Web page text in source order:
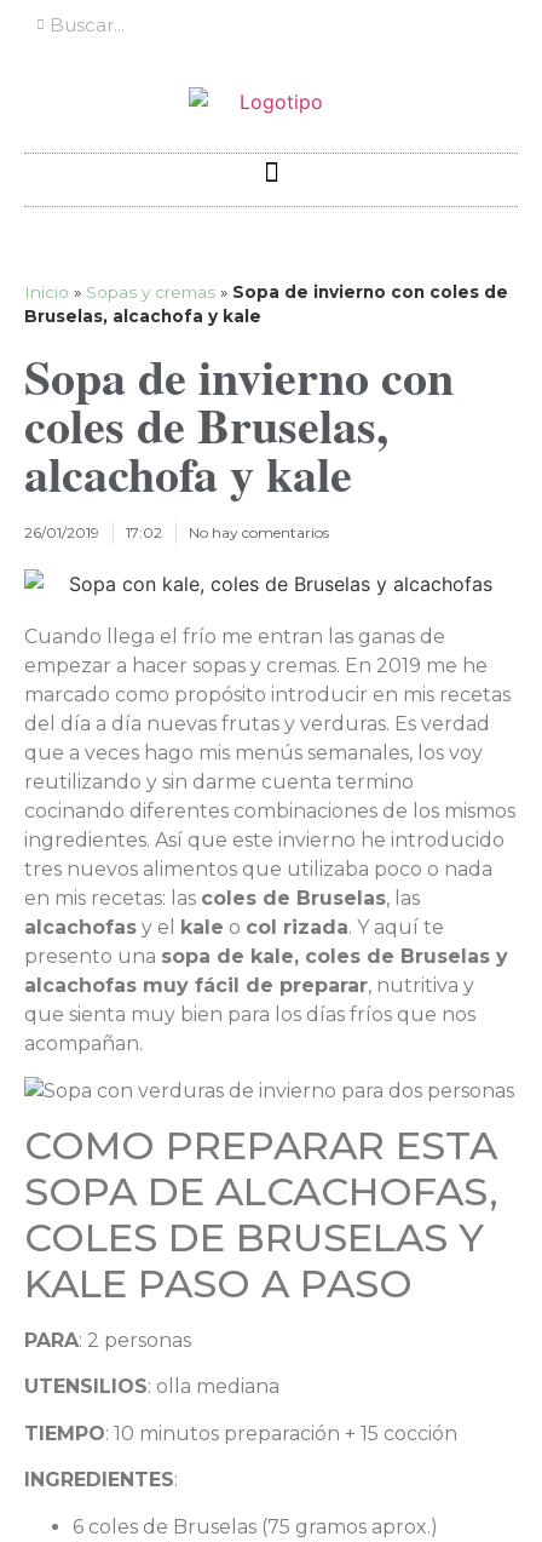
Inicio » Sopas y cremas » Sopa de invierno con coles de
Bruselas, alcachofa y kale
Sopa de invierno con
coles de Bruselas,
alcachofa y kale
26/01/2019 17:02 No hay comentarios
Cuando llega el frío me entran las ganas de
empezar a hacer sopas y cremas. En 2019 me he
marcado como propósito introducir en mis recetas
del día a día nuevas frutas y verduras. Es verdad
que a veces hago mis menús semanales, los voy
reutilizando y sin darme cuenta termino
cocinando diferentes combinaciones de los mismos
ingredientes. Así que este invierno he introducido
tres nuevos alimentos que utilizaba poco o nada
en mis recetas: las coles de Bruselas, las
alcachofas y el kale o col rizada. Y aquí te
presento una sopa de kale, coles de Bruselas y
alcachofas muy fácil de preparar, nutritiva y
que sienta muy bien para los días fríos que nos
acompañan.
COMO PREPARAR ESTA
SOPA DE ALCACHOFAS,
COLES DE BRUSELAS Y
KALE PASO A PASO
PARA: 2 personas
UTENSILIOS: olla mediana
TIEMPO: 10 minutos preparación + 15 cocción
INGREDIENTES:
6 coles de Bruselas (75 gramos aprox.)